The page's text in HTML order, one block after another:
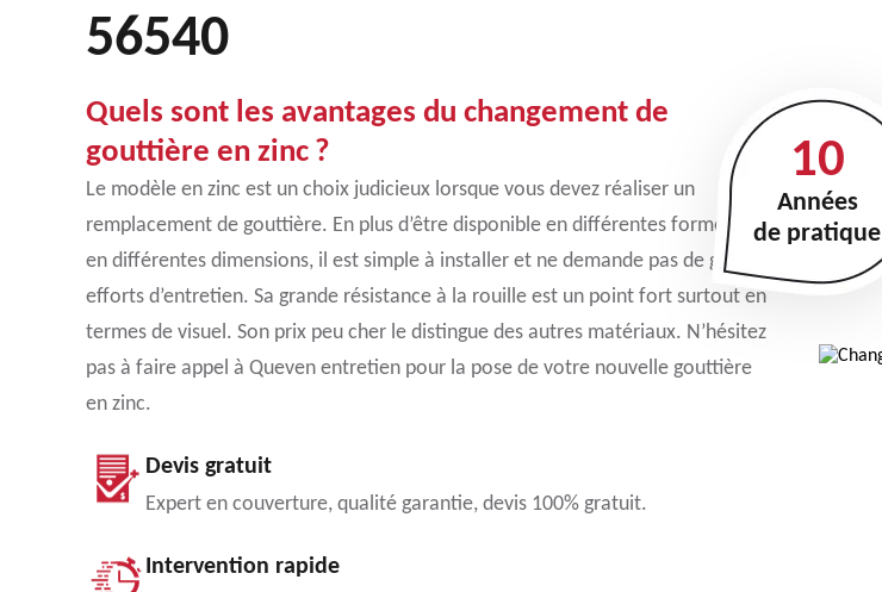
56540
Quels sont les avantages du changement de
gouttière en zinc ?
Le modèle en zinc est un choix judicieux lorsque vous devez réaliser un
remplacement de gouttière. En plus d’être disponible en différentes formes et
en différentes dimensions, il est simple à installer et ne demande pas de gros
efforts d’entretien. Sa grande résistance à la rouille est un point fort surtout en
termes de visuel. Son prix peu cher le distingue des autres matériaux. N’hésitez
pas à faire appel à Queven entretien pour la pose de votre nouvelle gouttière
en zinc.
Devis gratuit
Expert en couverture, qualité garantie, devis 100% gratuit.
Intervention rapide
10
Années
de pratique